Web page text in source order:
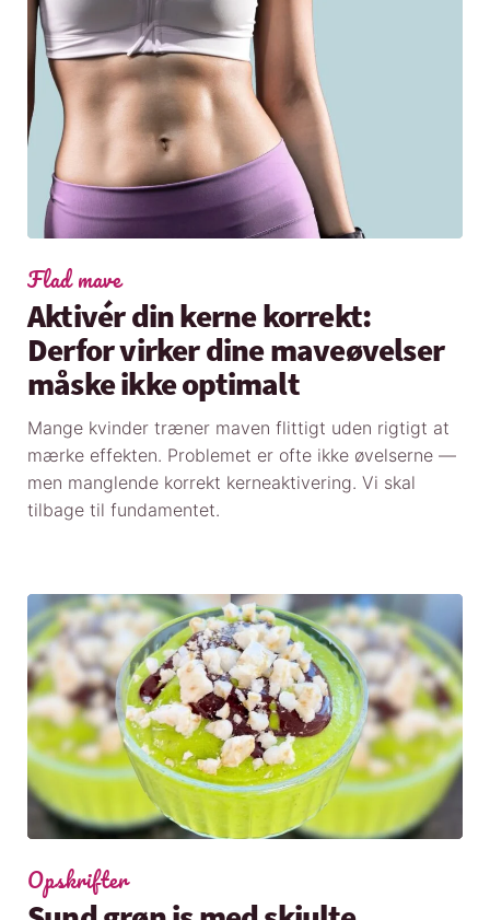
Flad mave
Aktivér din kerne korrekt:
Derfor virker dine maveøvelser
måske ikke optimalt
Mange kvinder træner maven flittigt uden rigtigt at
mærke effekten. Problemet er ofte ikke øvelserne —
men manglende korrekt kerneaktivering. Vi skal
tilbage til fundamentet.
Opskrifter